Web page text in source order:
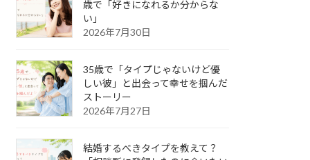
歳で「好きになれるか分からな
い」
2026年7月30日
35歳で「タイプじゃないけど優
しい彼」と出会って幸せを掴んだ
ストーリー
2026年7月27日
結婚するべきタイプを教えて？